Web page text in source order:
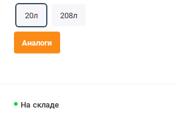
На складе
20л 208л
Аналоги